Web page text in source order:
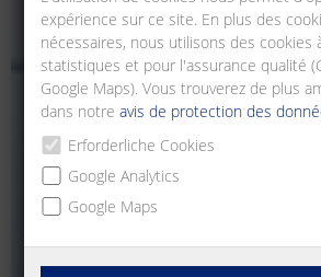
expérience sur ce site. En plus des
nécessaires, nous utilisons des cookies
statistiques et pour l'assurance qualité
Google Maps). Vous trouverez de plus
dans notreavis de protection des
Erforderliche Cookies
Google Analytics
Google Maps